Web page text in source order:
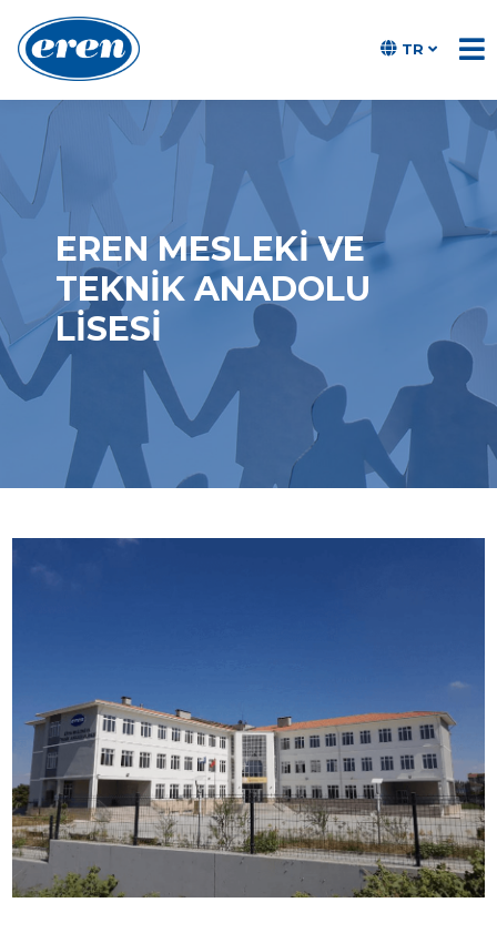
TR
EREN MESLEKI VE
TEKNIK ANADOLU
LISESI